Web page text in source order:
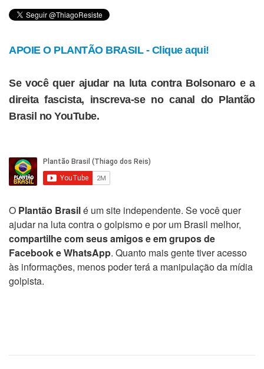
APOIE O PLANTÃO BRASIL - Clique aqui!
Se você quer ajudar na luta contra Bolsonaro e a
direita fascista, inscreva-se no canal do Plantão
Brasil no YouTube.
O Plantão Brasilé um site independente. Se você quer
ajudar na luta contra o golpismo e por um Brasil melhor,
compartilhe com seus amigos e em grupos de
Facebook e WhatsApp. Quanto mais gente tiver acesso
às informações, menos poder terá a manipulação da mídia
golpista.